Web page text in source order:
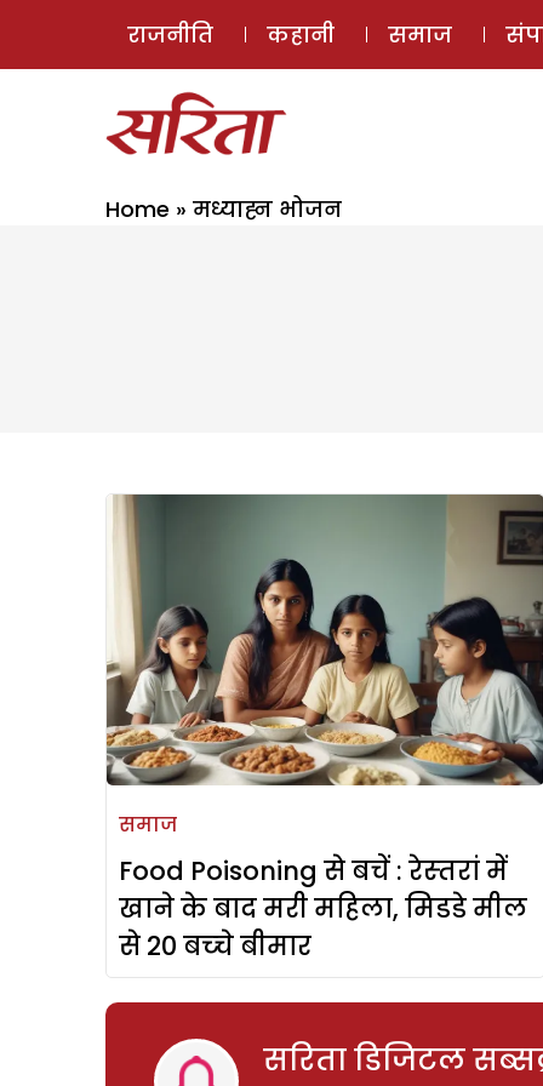
राजनीति कहानी समाज
Home » मध्याह्न भोजन
समाज
Food Poisoning से बचें : रेस्‍तरां में
खाने के बाद मरी महिला, मिडडे मील
से 20 बच्‍चे बीमार
सरिता डिजिटल